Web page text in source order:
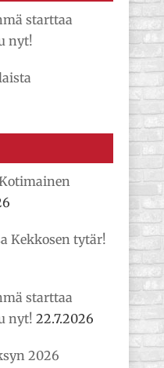
starttaa
nyt!
Kekkosen tytär!
starttaa
nyt! 22.7.2026
2026